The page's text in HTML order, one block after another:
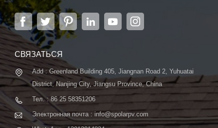
элементов, солнечных модулей и солнечных
энергетических систем. Компания, расположенная
в Нанкине, столице провинции Цзянсу, на площади
6000 м2, может похвастаться передовой
автоматической системой ...
СВЯЗАТЬСЯ
Add : Greenland Building 405, Jiangnan Road 2, Yuhuatai
District, Nanjing City, Jiangsu Province, China
Тел. : 86 25 58351206
Электронная почта : info@spolarpv.com